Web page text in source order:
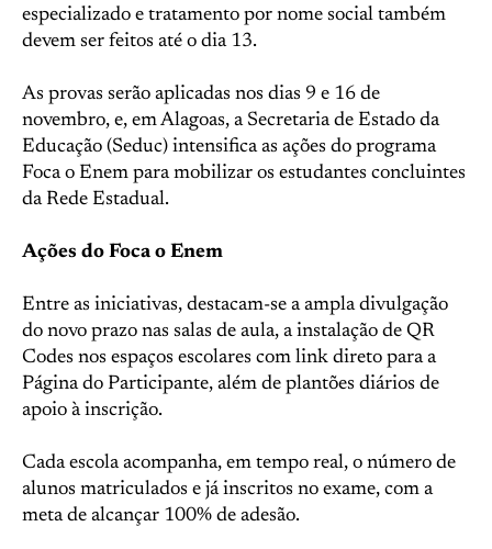
especializado e tratamento por nome social também
devem ser feitos até o dia 13.
As provas serão aplicadas nos dias 9 e 16 de
novembro, e, em Alagoas, a Secretaria de Estado da
Educação (Seduc) intensifica as ações do programa
Foca o Enem para mobilizar os estudantes concluintes
da Rede Estadual.
Ações do Foca o Enem
Entre as iniciativas, destacam-se a ampla divulgação
do novo prazo nas salas de aula, a instalação de QR
Codes nos espaços escolares com link direto para a
Página do Participante, além de plantões diários de
apoio à inscrição.
Cada escola acompanha, em tempo real, o número de
alunos matriculados e já inscritos no exame, com a
meta de alcançar 100% de adesão.